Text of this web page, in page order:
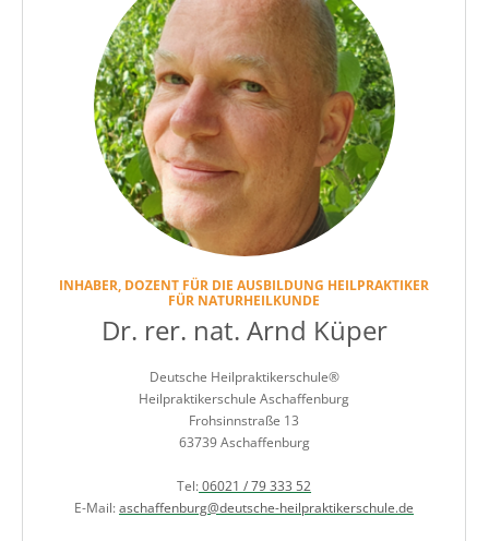
INHABER, DOZENT FÜR DIE AUSBILDUNG HEILPRAKTIKER
FÜR NATURHEILKUNDE
Dr. rer. nat. Arnd Küper
Deutsche Heilpraktikerschule®
Heilpraktikerschule Aschaffenburg
Frohsinnstraße 13
63739 Aschaffenburg
Tel:06021 / 79 333 52
E-Mail:aschaffenburg@deutsche-heilpraktikerschule.de